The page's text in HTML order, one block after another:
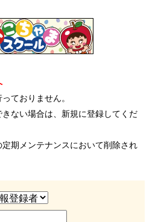
ておりません。
きない場合は、新規に登録してくだ
定期メンテナンスにおいて削除され